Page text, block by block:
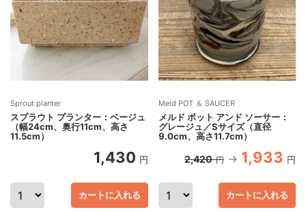
Sprout planter
スプラウト プランター：ベージュ
（幅24cm、奥行11cm、高さ
11.5cm）
1,430 円
カートに入れる
Meld POT ＆ SAUCER
メルド ポット アンド ソーサー：
グレージュ／Sサイズ（直径
9.0cm、高さ11.7cm）
2,420 円 1,933 円
カートに入れる